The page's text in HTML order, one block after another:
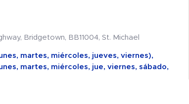
Bridgetown, BB11004, St. Michael
martes, miércoles, jueves, viernes),
martes, miércoles, jue, viernes, sábado,